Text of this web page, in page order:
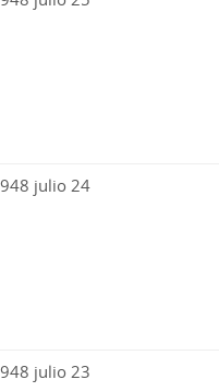
julio 24
julio 23